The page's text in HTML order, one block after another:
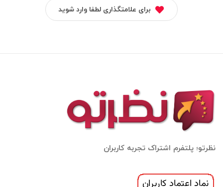
برای علامتگذاری لطفا وارد شوید
نظرتو؛ پلتفرم اشتراک تجربه کاربران